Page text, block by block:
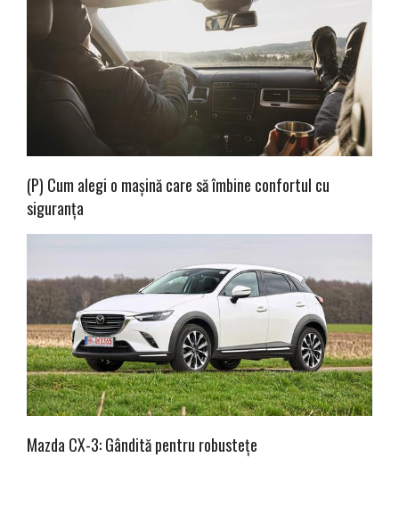
(P) Cum alegi o mașină care să îmbine confortul cu
siguranța
Mazda CX-3: Gândită pentru robustețe